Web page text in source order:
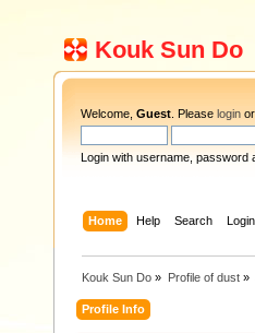
Kouk Sun Do
Welcome, Guest . Please login or
Login with username, password
Home Help Search Login
Kouk Sun Do » Profile of dust»
Profile Info